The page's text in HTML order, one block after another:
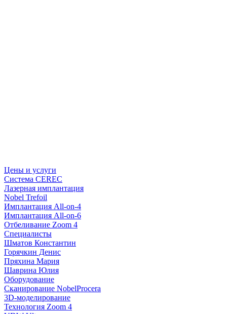
Цены и услуги
Система CEREC
Лазерная имплантация
Nobel Trefoil
Имплантация All-on-4
Имплантация All-on-6
Отбеливание Zoom 4
Специалисты
Шматов Константин
Горячкин Денис
Пряхина Мария
Шаврина Юлия
Оборудование
Сканирование NobelProcera
3D-моделирование
Технология Zoom 4